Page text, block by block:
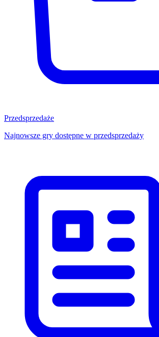
Przedsprzedaże
Najnowsze gry dostępne w przedsprzedaży